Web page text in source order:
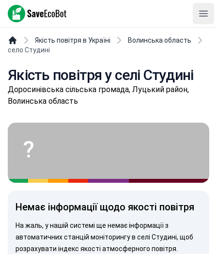
SaveEcoBot
Якість повітря в Україні
Волинська область
село Студині
Якість повітря у селі Студині
Дopoсинівськa сільська громада, Луцький район,
Волинська область
?
Немає інформації щодо якості повітря
На жаль, у нашій системі ще немає інформації з
автоматичних станцій моніторингу в селі Студині, щоб
розрахувати індекс якості атмосферного повітря.